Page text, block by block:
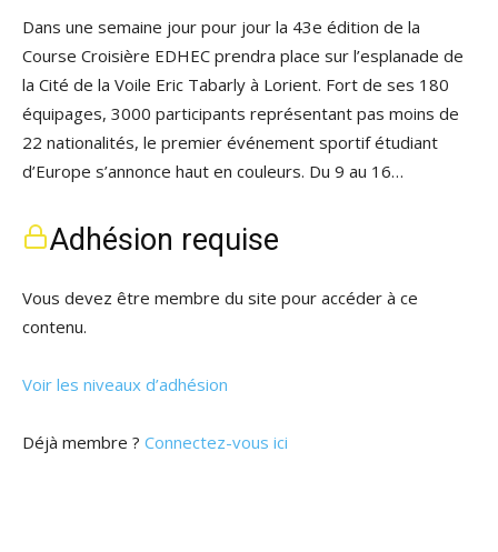
Dans une semaine jour pour jour la 43e édition de la
Course Croisière EDHEC prendra place sur l’esplanade de
la Cité de la Voile Eric Tabarly à Lorient. Fort de ses 180
équipages, 3000 participants représentant pas moins de
22 nationalités, le premier événement sportif étudiant
d’Europe s’annonce haut en couleurs. Du 9 au 16…
Adhésion requise
Vous devez être membre du site pour accéder à ce
contenu.
Voir les niveaux d’adhésion
Déjà membre ? Connectez-vous ici